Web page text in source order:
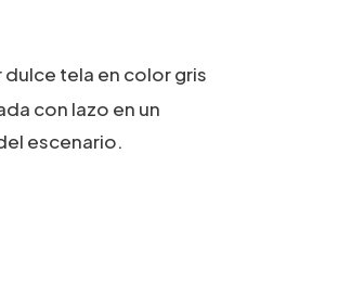
tela en color gris
con lazo en un
escenario.